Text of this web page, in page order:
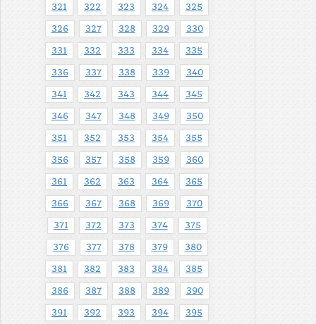
321 322 323 324 325
326 327 328 329 330
331 332 333 334 335
336 337 338 339 340
341 342 343 344 345
346 347 348 349 350
351 352 353 354 355
356 357 358 359 360
361 362 363 364 365
366 367 368 369 370
371 372 373 374 375
376 377 378 379 380
381 382 383 384 385
386 387 388 389 390
391 392 393 394 395